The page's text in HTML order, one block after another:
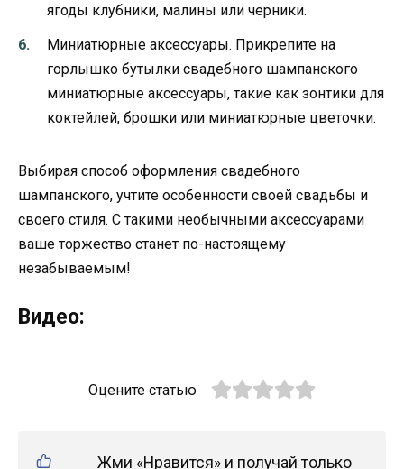
ягоды клубники, малины или черники.
Миниатюрные аксессуары. Прикрепите на
горлышко бутылки свадебного шампанского
миниатюрные аксессуары, такие как зонтики для
коктейлей, брошки или миниатюрные цветочки.
Выбирая способ оформления свадебного
шампанского, учтите особенности своей свадьбы и
своего стиля. С такими необычными аксессуарами
ваше торжество станет по-настоящему
незабываемым!
Видео:
Оцените статью
Жми «Нравится» и получай только